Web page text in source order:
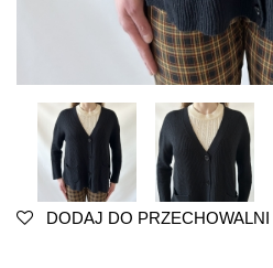
DODAJ DO PRZECHOWALNI